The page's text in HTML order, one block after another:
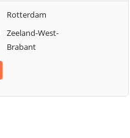
Zaltbommel
Zevenaar
Zutphen
Rotterdam
Zeeland-West-
Brabant